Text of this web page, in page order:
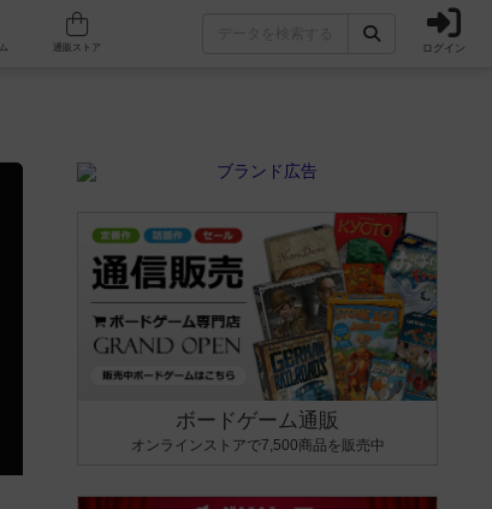
人気ボードゲーム ログイン
ボードゲーム通販
オンラインストアで7,500商品を販売中